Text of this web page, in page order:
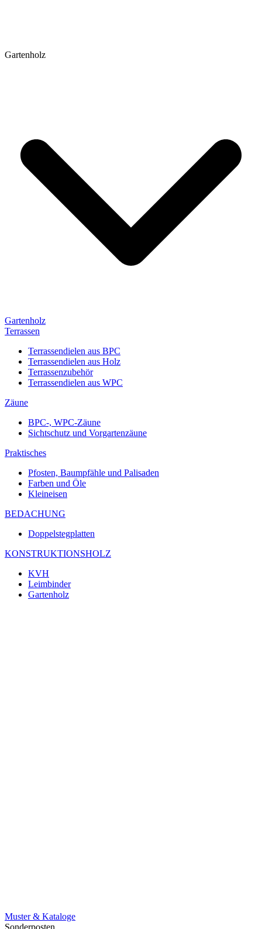
Gartenholz
Gartenholz
Terrassen
Terrassendielen aus BPC
Terrassendielen aus Holz
Terrassenzubehör
Terrassendielen aus WPC
Zäune
BPC-, WPC-Zäune
Sichtschutz und Vorgartenzäune
Praktisches
Pfosten, Baumpfähle und Palisaden
Farben und Öle
Kleineisen
BEDACHUNG
Doppelstegplatten
KONSTRUKTIONSHOLZ
KVH
Leimbinder
Gartenholz
Muster & Kataloge
Sonderposten